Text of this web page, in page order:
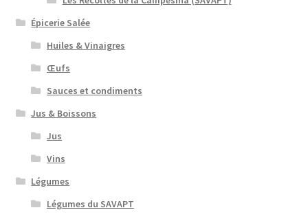
Épicerie Salée
Huiles & Vinaigres
Œufs
Sauces et condiments
Jus & Boissons
Jus
Vins
Légumes
Légumes du SAVAPT